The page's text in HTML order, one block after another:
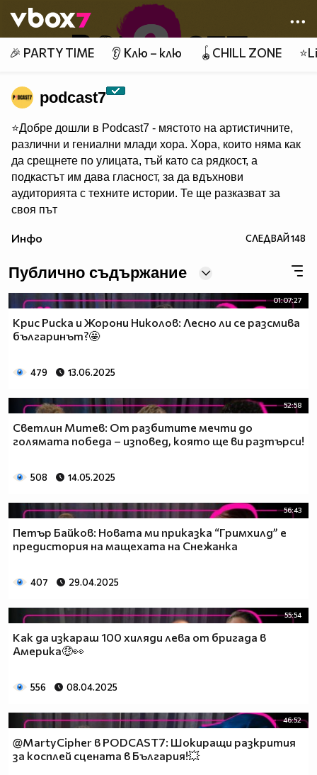
👾
🎉 PARTY TIME 👂 Клю – клю 🪀CHILL ZONE
podcast7
⭐Добре дошли в Podcast7 - мястото на артистичните,
различни и гениални млади хора. Хора, които няма как
да срещнете по улицата, тъй като са рядкост, а
подкастът им дава гласност, за да вдъхнови
аудиторията с техните истории. Те ще разказват за
своя път
неповторим, пълен с уникални разговори и нови
⭐Не пропускайте да се абонирате тук и в Youtube
канала ни, kaкто и да ни следите, за да бъдете в
течение с всички нови епизоди на Podcast7!
Инфо СЛЕДВАЙ148
Публично съдържание
01:07:27
Крис Риска и Жорони Николов: Лесно ли се разсмива
българинът?🤩
479 13.06.2025
52:58
Светлин Митев: От разбитите мечти до
голямата победа – изповед, която ще ви разтърси!
508 14.05.2025
56:43
Петър Байков: Новата ми приказка “Гримхилд” е
предистория на мащехата на Снежанка
407 29.04.2025
55:54
Как да изкараш 100 хиляди лева от бригада в
Америка🤑👀
556 08.04.2025
46:52
‪@MartyCipher‬ в PODCAST7: Шокиращи разкрития
за косплей сцената в България!💥